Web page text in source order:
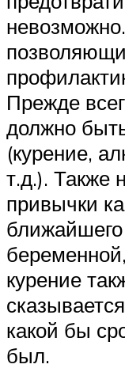
Прежде
должно
(курение,
т.д.). Также
привычки
курение
какой бы
был.